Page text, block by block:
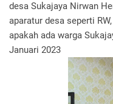
desa Sukajaya Nirwan
aparatur desa seperti
apakah ada warga
Januari 2023